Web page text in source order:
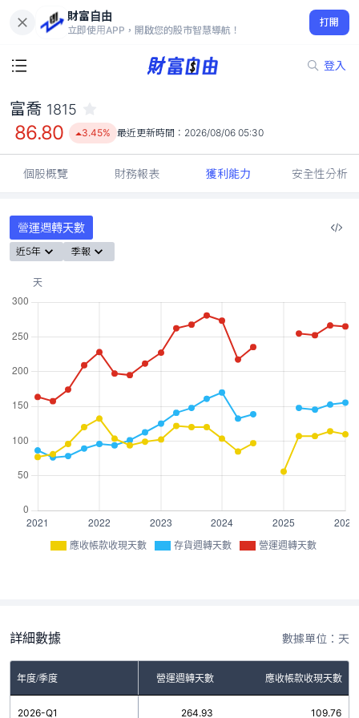
財富自由
立即使用APP，開啟您的股市智慧導航！
打開
登入
86.80
3.45%
富喬 1815
86.80 3.45% 最近更新時間： 2026/08/06 05:30
個股概覽 財務報表 獲利能力 安全性分析
營運週轉天數
近5年 季報
應收帳款收現天數 存貨週轉天數 營運週轉天數
詳細數據 數據單位：天
年度/季度
存貨週轉天數 營運週轉天數 應收帳款收現天數
2026-Q1 264.93 109.76